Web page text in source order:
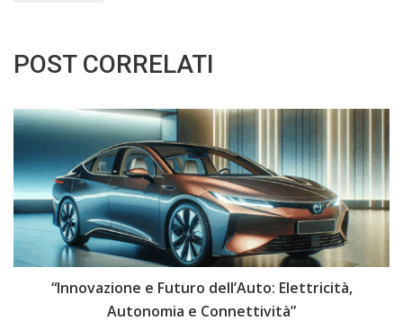
POST CORRELATI
“Innovazione e Futuro dell’Auto: Elettricità,
Autonomia e Connettività”